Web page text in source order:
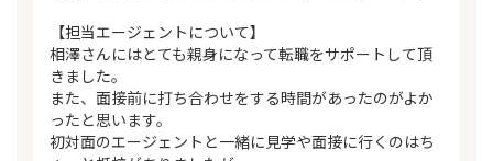
【担当エージェントについて】
相澤さんにはとても親身になって転職をサポートして頂
きました。
また、面接前に打ち合わせをする時間があったのがよか
ったと思います。
初対面のエージェントと一緒に見学や面接に行くのはち